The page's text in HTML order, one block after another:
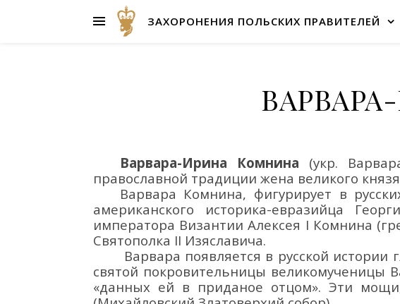
ЗАХОРОНЕНИЯ ПОЛЬСКИХ ПРАВИТЕЛЕЙ
Варвара-Ирина Комнина (укр.
православной традиции жена великого
Варвара Комнина, фигурирует в
американского историка-евразийца
императора Византии Алексея I Комнина
Святополка II Изяславича.
Варвара появляется в русской истории
святой покровительницы великомученицы
«данных ей в приданое отцом». Эти